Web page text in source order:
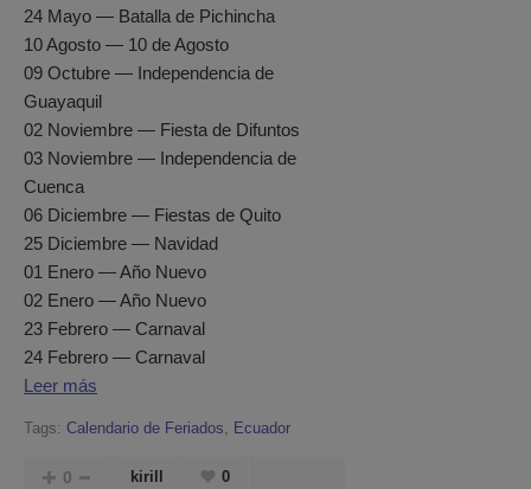
24 Mayo — Batalla de Pichincha
10 Agosto — 10 de Agosto
09 Octubre — Independencia de
Guayaquil
02 Noviembre — Fiesta de Difuntos
03 Noviembre — Independencia de
Cuenca
06 Diciembre — Fiestas de Quito
25 Diciembre — Navidad
01 Enero — Año Nuevo
02 Enero — Año Nuevo
23 Febrero — Carnaval
24 Febrero — Carnaval
Leer más
Tags: Calendario de Feriados, Ecuador
0 kirill 0